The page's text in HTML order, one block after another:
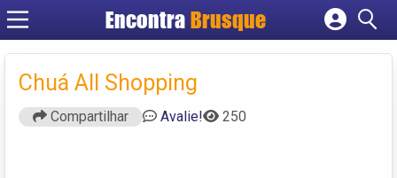
EncontraBrusque
Cadastrar empresa
Criar conta
Chuá All Shopping
Compartilhar Avalie! 250